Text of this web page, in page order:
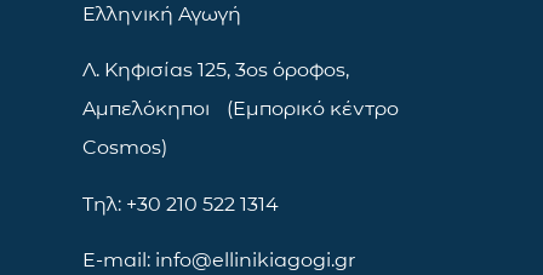
Ελληνική Αγωγή
Λ. Κηφισίας 125, 3ος όροφος,
Αμπελόκηποι (Εμπορικό κέντρο
Cosmos)
Τηλ: +30 210 522 1314
E-mail: info@ellinikiagogi.gr